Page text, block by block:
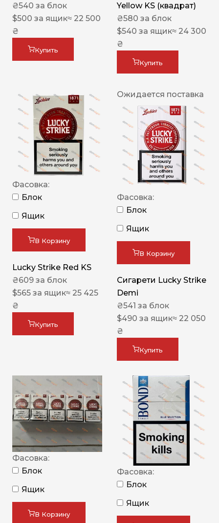
₴540 за блок
$500 за ящик≈ 22 500
₴
Купить
Yellow KS (квадрат)
₴580 за блок
$540 за ящик≈ 24 300
₴
Купить
Фасовка:
Блок
Ящик
В Корзину
Lucky Strike Red KS
₴609 за блок
$565 за ящик≈ 25 425
₴
Купить
Ожидается поставка
Фасовка:
Блок
Ящик
В Корзину
Сигарети Lucky Strike
Demi
₴541 за блок
$490 за ящик≈ 22 050
₴
Купить
Фасовка:
Блок
Ящик
В Корзину
Фасовка:
Блок
Ящик